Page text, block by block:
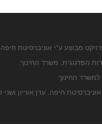
מבוצע ע"י אוניברסיטת חיפה
למשרד החינוך
חיפה. עדן אוריון ושני